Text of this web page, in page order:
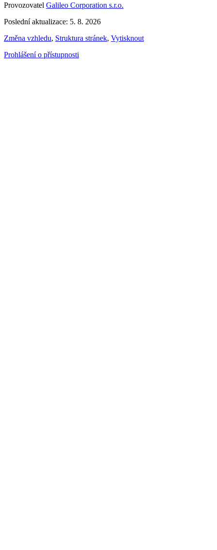
Provozovatel Galileo Corporation s.r.o.
Poslední aktualizace: 5. 8. 2026
Změna vzhledu, Struktura stránek, Vytisknout
Prohlášení o přístupnosti